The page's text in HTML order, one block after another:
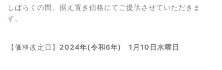
しばらくの間、据え置き価格にてご提供させていただきま
す。
【価格改定日】 2024年(令和6年) 1 月10 日水曜日